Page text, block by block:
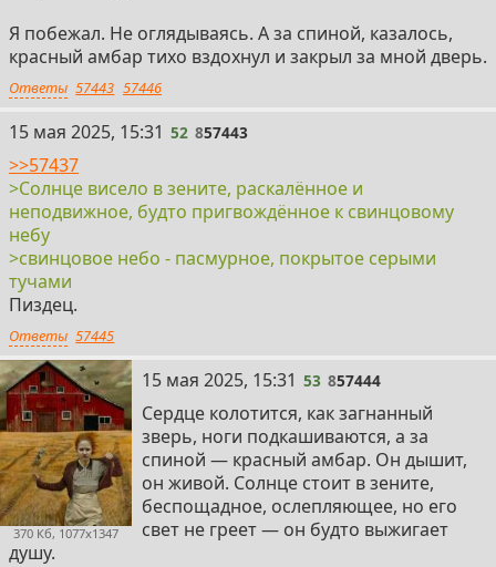
Я побежал. Не оглядываясь. А за спиной, казалось,
красный амбар тихо вздохнул и закрыл за мной дверь.
Ответы 57443 57446
52
15 мая 2025, 15:31 52 857443
>>57437
>Солнце висело в зените, раскалённое и
неподвижное, будто пригвождённое к свинцовому
небу
>свинцовое небо - пасмурное, покрытое серыми
тучами
Пиздец.
Ответы 57445
370 Кб, 1077x1347
53
15 мая 2025, 15:31 53 857444
Сердце колотится, как загнанный
зверь, ноги подкашиваются, а за
спиной — красный амбар. Он дышит,
он живой. Солнце стоит в зените,
беспощадное, ослепляющее, но его
свет не греет — он будто выжигает
душу.